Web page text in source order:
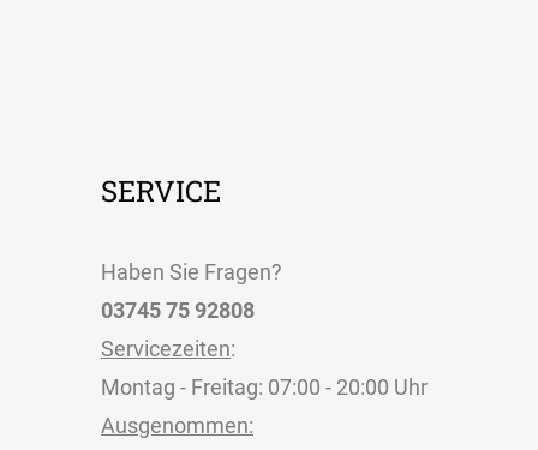
SERVICE
Haben Sie Fragen?
03745 75 92808
Servicezeiten:
Montag - Freitag: 07:00 - 20:00 Uhr
Ausgenommen: